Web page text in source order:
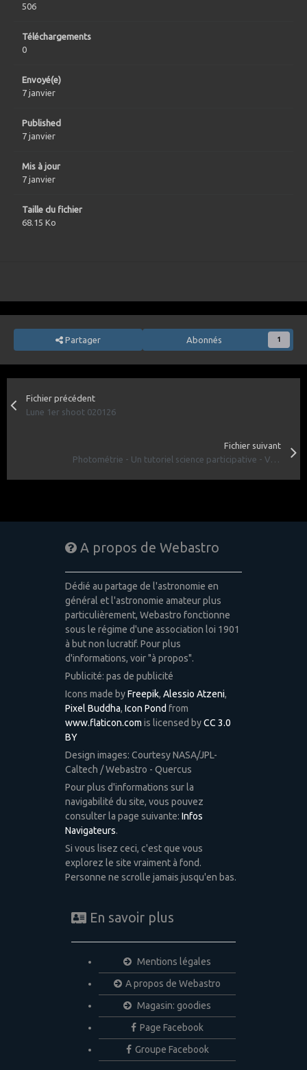
506
Téléchargements
0
Envoyé(e)
7 janvier
Published
7 janvier
Mis à jour
7 janvier
Taille du fichier
68.15 Ko
Partager Abonnés 1
Fichier précédent
Lune 1er shoot 020126
Fichier suivant
A propos de Webastro
Dédié au partage de l'astronomie en
général et l'astronomie amateur plus
particulièrement, Webastro fonctionne
sous le régime d'une association loi 1901
à but non lucratif. Pour plus
d'informations, voir "à propos".
Publicité: pas de publicité
Icons made byFreepik, Alessio Atzeni,
Pixel Buddha, Icon Pond from
www.flaticon.com is licensed byCC 3.0
BY
Design images: Courtesy NASA/JPL-
Caltech / Webastro - Quercus
Pour plus d'informations sur la
navigabilité du site, vous pouvez
consulter la page suivante: Infos
Navigateurs.
Si vous lisez ceci, c'est que vous
explorez le site vraiment à fond.
Personne ne scrolle jamais jusqu'en bas.
En savoir plus
Mentions légales
A propos de Webastro
Magasin: goodies
Page Facebook
Groupe Facebook